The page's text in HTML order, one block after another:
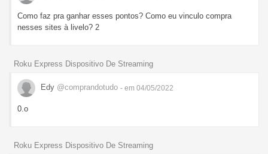
Como faz pra ganhar esses pontos? Como eu vinculo compra
nesses sites à livelo? 2
Roku Express Dispositivo De Streaming
Edy @comprandotudo - em 04/05/2022
0.o
Roku Express Dispositivo De Streaming